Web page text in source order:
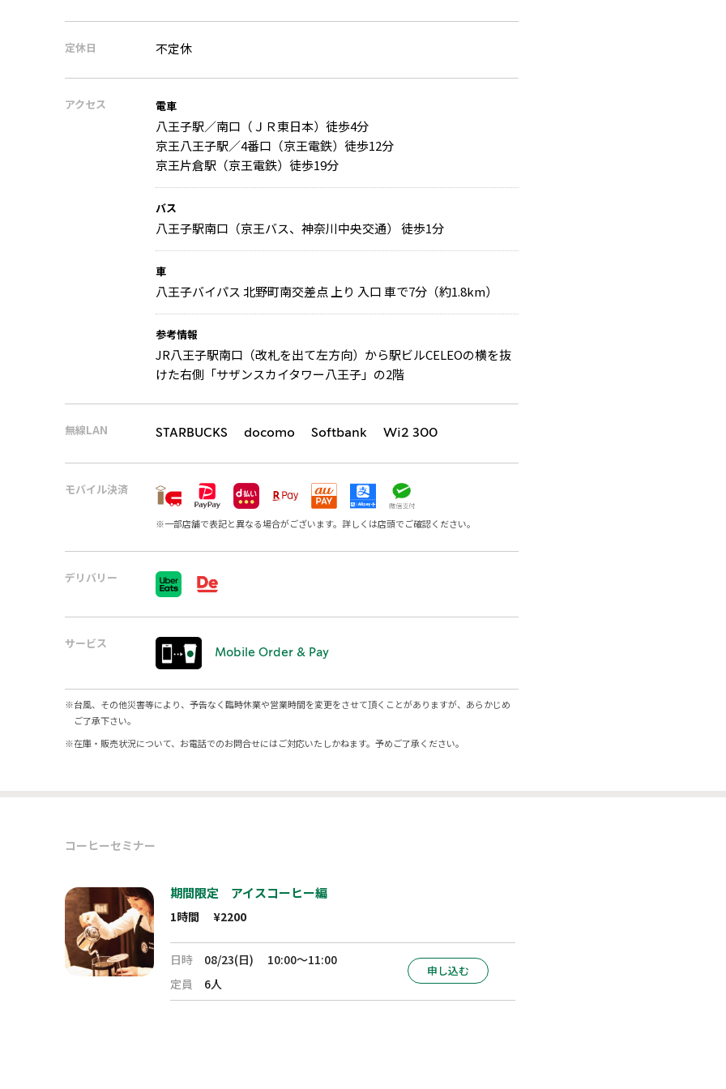
定休日 不定休
アクセス 電車
八王子駅／南口（ＪＲ東日本）徒歩4分
京王八王子駅／4番口（京王電鉄）徒歩12分
京王片倉駅（京王電鉄）徒歩19分
バス
八王子駅南口（京王バス、神奈川中央交通） 徒歩1分
車
八王子バイパス 北野町南交差点 上り 入口 車で7分（約1.8km）
参考情報
JR八王子駅南口（改札を出て左方向）から駅ビルCELEOの横を抜
けた右側「サザンスカイタワー八王子」の2階
無線LAN STARBUCKS docomo Softbank Wi2 300
モバイル決済
※一部店舗で表記と異なる場合がございます。詳しくは店頭でご確認ください。
デリバリー
サービス
Mobile Order & Pay
※台風、その他災害等により、予告なく臨時休業や営業時間を変更をさせて頂くことがありますが、あらかじめ
ご了承下さい。
※在庫・販売状況について、お電話でのお問合せにはご対応いたしかねます。予めご了承ください。
コーヒーセミナー
期間限定 アイスコーヒー編
1時間 ¥2200
日時 08/23(日)
10:00～11:00
定員
6人
申し込む